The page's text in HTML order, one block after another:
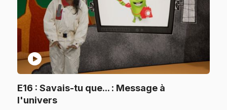
play_circle
E16 : Savais-tu que... : Message à
l'univers.